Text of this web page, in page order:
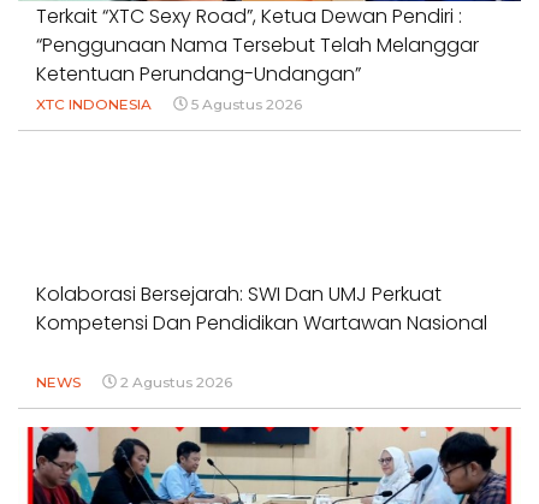
Terkait “XTC Sexy Road”, Ketua Dewan Pendiri :
“Penggunaan Nama Tersebut Telah Melanggar
Ketentuan Perundang-Undangan”
XTC INDONESIA 5 Agustus 2026
Kolaborasi Bersejarah: SWI Dan UMJ Perkuat
Kompetensi Dan Pendidikan Wartawan Nasional
NEWS 2 Agustus 2026